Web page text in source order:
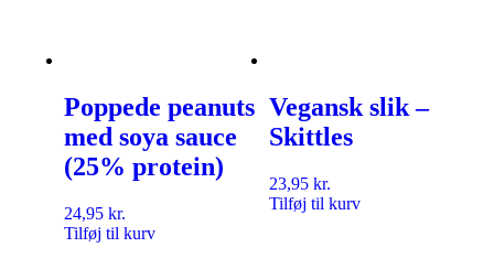
Poppede peanuts
med soya sauce
(25% protein)
24,95 kr.
Tilføj til kurv
Vegansk slik –
Skittles
23,95 kr.
Tilføj til kurv